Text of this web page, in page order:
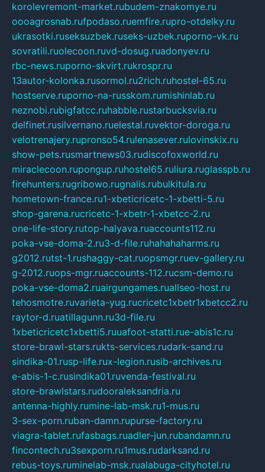
korolevremont-market.rubudem-znakomye.ru
oooagrosnab.rufpodaso.ruemfire.rupro-otdelky.ru
ukrasotki.ruseksuzbek.ruseks-uzbek.ruporno-vk.ru
sovratili.ruolecoon.ruvd-dosug.ruadonyev.ru
rbc-news.ruporno-skvirt.rukrospr.ru
13autor-kolonka.rusormol.ru2rich.ruhostel-65.ru
hostserve.ruporno-na-russkom.rumishinlab.ru
neznobi.rubigfatcc.ruhabble.rustarbucksvia.ru
delfinet.rusilvernano.ruelestal.ruvektor-doroga.ru
velotrenajery.rupronso54.rulenasever.rulovinskix.ru
show-pets.rusmartnews03.rudiscofoxworld.ru
miraclecoon.rupongup.ruhostel65.ruliura.ruglasspb.ru
firehunters.rugribowo.rugnalis.rubulkitula.ru
hometown-france.ru1-xbeticricetc-1-xbetti-5.ru
shop-garena.rucricetc-1-xbetr-1-xbetcc-2.ru
one-life-story.rutop-halyava.ruaccounts112.ru
poka-vse-doma-2.ru3-d-file.ruhahahaharms.ru
g2012.rutst-1.rushaggy-cat.ruopsmgr.ruev-gallery.ru
g-2012.ruops-mgr.ruaccounts-112.rucsm-demo.ru
poka-vse-doma2.ruairgungames.ruallseo-host.ru
tehosmotre.ruvarieta-yug.rucricetc1xbetr1xbetcc2.ru
raytor-d.ruatillagunn.ru3d-file.ru
1xbeticricetc1xbetti5.ruuafoot-statti.rue-abis1c.ru
store-brawl-stars.rukts-services.rudark-sand.ru
sindika-01.rusp-life.rux-legion.rusib-archives.ru
e-abis-1-c.rusindika01.ruvenda-festival.ru
store-brawlstars.rudooraleksandria.ru
antenna-highly.rumine-lab-msk.ru1-mus.ru
3-sex-porn.ruban-damn.rupurse-factory.ru
viagra-tablet.rufasbags.ruadler-jun.rubandamn.ru
fincontech.ru3sexporn.ru1mus.rudarksand.ru
rebus-toys.ruminelab-msk.rualabuga-cityhotel.ru